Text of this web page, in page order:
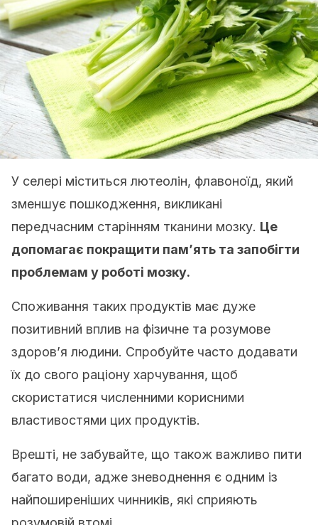
У селері міститься лютеолін, флавоноїд, який
зменшує пошкодження, викликані
передчасним старінням тканини мозку. Це
допомагає покращити пам’ять та запобігти
проблемам у роботі мозку.
Споживання таких продуктів має дуже
позитивний вплив на фізичне та розумове
здоров’я людини. Спробуйте часто додавати
їх до свого раціону харчування, щоб
скористатися численними корисними
властивостями цих продуктів.
Врешті, не забувайте, що також важливо пити
багато води, адже зневоднення є одним із
найпоширеніших чинників, які сприяють